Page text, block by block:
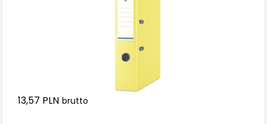
13,57 PLN brutto